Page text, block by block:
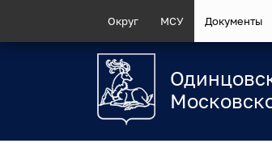
Округ МСУ Документы